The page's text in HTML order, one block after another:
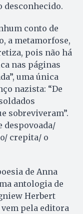
desconhecido.
conto de
a metamorfose,
pois não há
nas páginas
uma única
nazista: “De
sobreviveram”.
despovoada/
crepita/ o
de Anna
antologia de
Herbert
vem pela editora